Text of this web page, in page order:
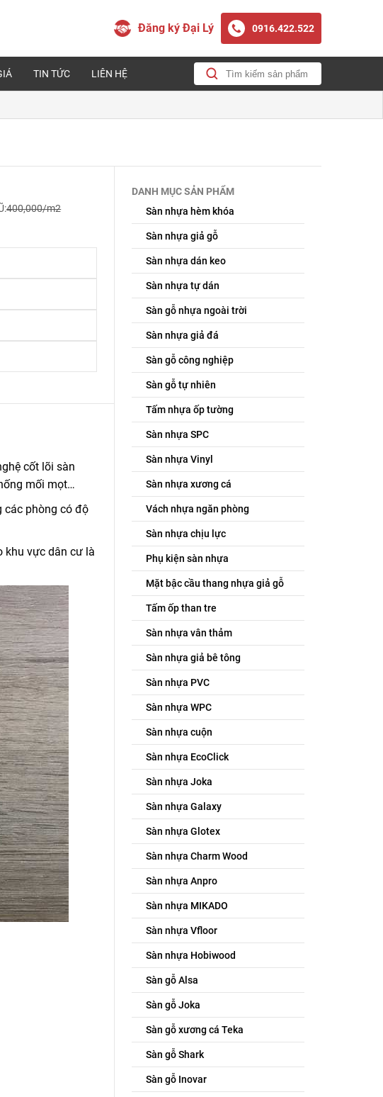
Đăng ký Đại Lý 0916.422.522
TIN TỨC LIÊN HỆ
400,000/m2
cốt lõi sàn
mối mọt…
các phòng có độ
khu vực dân cư là
DANH MỤC SẢN PHẨM
Sàn nhựa hèm khóa
Sàn nhựa giả gỗ
Sàn nhựa dán keo
Sàn nhựa tự dán
Sàn gỗ nhựa ngoài trời
Sàn nhựa giả đá
Sàn gỗ công nghiệp
Sàn gỗ tự nhiên
Tấm nhựa ốp tường
Sàn nhựa SPC
Sàn nhựa Vinyl
Sàn nhựa xương cá
Vách nhựa ngăn phòng
Sàn nhựa chịu lực
Phụ kiện sàn nhựa
Mặt bậc cầu thang nhựa giả gỗ
Tấm ốp than tre
Sàn nhựa vân thảm
Sàn nhựa giả bê tông
Sàn nhựa PVC
Sàn nhựa WPC
Sàn nhựa cuộn
Sàn nhựa EcoClick
Sàn nhựa Joka
Sàn nhựa Galaxy
Sàn nhựa Glotex
Sàn nhựa Charm Wood
Sàn nhựa Anpro
Sàn nhựa MIKADO
Sàn nhựa Vfloor
Sàn nhựa Hobiwood
Sàn gỗ Alsa
Sàn gỗ Joka
Sàn gỗ xương cá Teka
Sàn gỗ Shark
Sàn gỗ Inovar